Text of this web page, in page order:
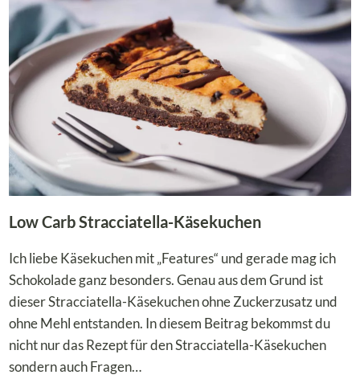
–
FRUCHTIGE
KETO-
PRALINEN
Low Carb Stracciatella-Käsekuchen
Ich liebe Käsekuchen mit „Features“ und gerade mag ich
Schokolade ganz besonders. Genau aus dem Grund ist
dieser Stracciatella-Käsekuchen ohne Zuckerzusatz und
ohne Mehl entstanden. In diesem Beitrag bekommst du
nicht nur das Rezept für den Stracciatella-Käsekuchen
sondern auch Fragen…